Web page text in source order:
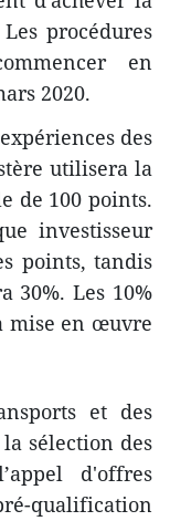
procédures
en
2020.
des
utilisera la
de 100 points.
investisseur
points, tandis
30%. Les 10%
mise en œuvre
et des
sélection des
d'offres
qualification